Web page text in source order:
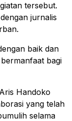
tersebut.
jurnalis
baik dan
bagi
Handoko
yang telah
selama